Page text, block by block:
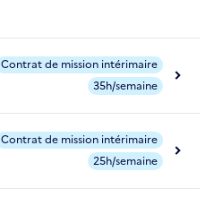
Contrat de mission intérimaire
35h/semaine
Contrat de mission intérimaire
25h/semaine